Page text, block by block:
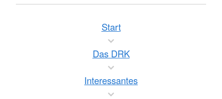
Start
Das DRK
Interessantes